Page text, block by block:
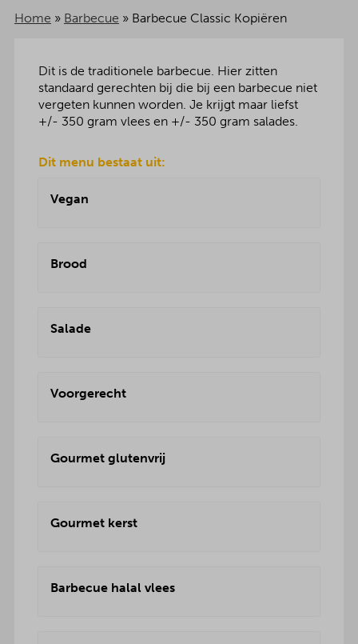
Home » Barbecue » Barbecue Classic Kopiëren
Dit is de traditionele barbecue. Hier zitten
standaard gerechten bij die bij een barbecue niet
vergeten kunnen worden. Je krijgt maar liefst
+/- 350 gram vlees en +/- 350 gram salades.
Dit menu bestaat uit:
Vegan
Brood
Salade
Voorgerecht
Gourmet glutenvrij
Gourmet kerst
Barbecue halal vlees